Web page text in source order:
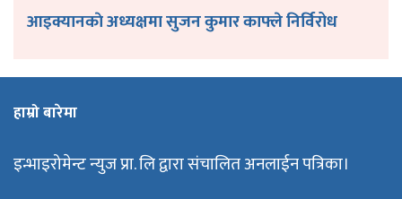
आइक्यानकाे अध्यक्षमा सुजन कुमार काफ्ले निर्विरोध
हाम्रो बारेमा
इन्भाइरोमेन्ट न्युज प्रा. लि द्वारा संचालित अनलाईन पत्रिका।